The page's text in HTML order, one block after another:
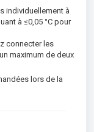
individuellement à
à ≤0,05 °C pour
connecter les
maximum de deux
lors de la